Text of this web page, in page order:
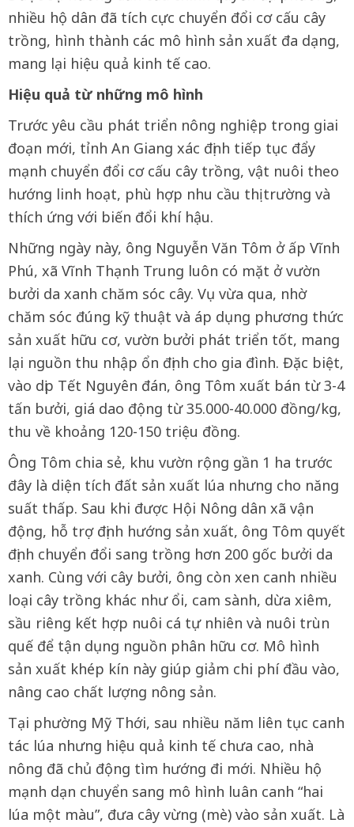
nhiều hộ dân đã tích cực chuyển đổi cơ cấu cây
trồng, hình thành các mô hình sản xuất đa dạng,
mang lại hiệu quả kinh tế cao.
Hiệu quả từ những mô hình
Trước yêu cầu phát triển nông nghiệp trong giai
đoạn mới, tỉnh An Giang xác định tiếp tục đẩy
mạnh chuyển đổi cơ cấu cây trồng, vật nuôi theo
hướng linh hoạt, phù hợp nhu cầu thị trường và
thích ứng với biến đổi khí hậu.
Những ngày này, ông Nguyễn Văn Tôm ở ấp Vĩnh
Phú, xã Vĩnh Thạnh Trung luôn có mặt ở vườn
bưởi da xanh chăm sóc cây. Vụ vừa qua, nhờ
chăm sóc đúng kỹ thuật và áp dụng phương thức
sản xuất hữu cơ, vườn bưởi phát triển tốt, mang
lại nguồn thu nhập ổn định cho gia đình. Đặc biệt,
vào dịp Tết Nguyên đán, ông Tôm xuất bán từ 3-4
tấn bưởi, giá dao động từ 35.000-40.000 đồng/kg,
thu về khoảng 120-150 triệu đồng.
Ông Tôm chia sẻ, khu vườn rộng gần 1 ha trước
đây là diện tích đất sản xuất lúa nhưng cho năng
suất thấp. Sau khi được Hội Nông dân xã vận
động, hỗ trợ định hướng sản xuất, ông Tôm quyết
định chuyển đổi sang trồng hơn 200 gốc bưởi da
xanh. Cùng với cây bưởi, ông còn xen canh nhiều
loại cây trồng khác như ổi, cam sành, dừa xiêm,
sầu riêng kết hợp nuôi cá tự nhiên và nuôi trùn
quế để tận dụng nguồn phân hữu cơ. Mô hình
sản xuất khép kín này giúp giảm chi phí đầu vào,
nâng cao chất lượng nông sản.
Tại phường Mỹ Thới, sau nhiều năm liên tục canh
tác lúa nhưng hiệu quả kinh tế chưa cao, nhà
nông đã chủ động tìm hướng đi mới. Nhiều hộ
mạnh dạn chuyển sang mô hình luân canh “hai
lúa một màu”, đưa cây vừng (mè) vào sản xuất. Là